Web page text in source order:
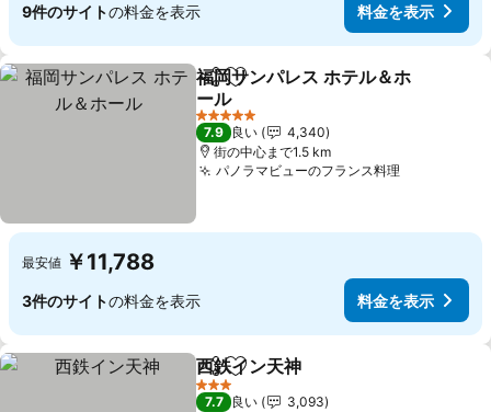
9件のサイトの料金を表示 料金を表示
シェアお気に入りに追加
福岡サンパレス ホテル＆ホ
ール
5 ホテルのランク
7.9 良い
4,340
街の中心まで1.5 km
パノラマビューのフランス料理
最安値 ￥11,788
3件のサイトの料金を表示 料金を表示
シェアお気に入りに追加
西鉄イン天神
3 ホテルのランク
7.7 良い
3,093